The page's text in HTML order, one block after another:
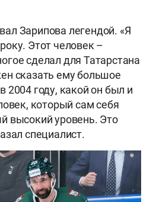
Зарипова легендой. «Я
Этот человек –
сделал для Татарстана
сказать ему большое
2004 году, какой он был и
который сам себя
высокий уровень. Это
специалист.